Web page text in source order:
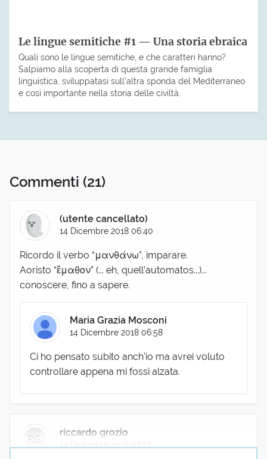
Le lingue semitiche #1 — Una storia ebraica
Quali sono le lingue semitiche, e che caratteri hanno?
Salpiamo alla scoperta di questa grande famiglia
linguistica, sviluppatasi sull’altra sponda del Mediterraneo
e così importante nella storia delle civiltà.
Commenti (21)
(utente cancellato)
14 Dicembre 2018 06:40
Ricordo il verbo “μανθάνω”, imparare.
Aoristo “ἔμαθον” (... eh, quell’automatos...)...
conoscere, fino a sapere.
Maria Grazia Mosconi
14 Dicembre 2018 06:58
Ci ho pensato subito anch'io ma avrei voluto
controllare appena mi fossi alzata.
riccardo grozio